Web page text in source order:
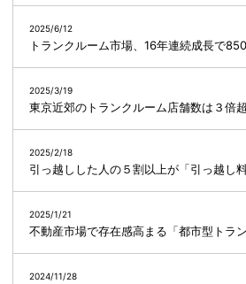
2025/6/12
トランクルーム市場、16年連続成長で
2025/3/19
東京近郊のトランクルーム店舗数は３倍
2025/2/18
引っ越しした人の５割以上が「引っ越し
2025/1/21
不動産市場で存在感高まる「都市型トラ
2024/11/28